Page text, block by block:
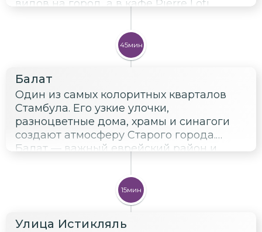
видов на город, а в кафе Pierre Loti
И с высоты 53 м вы насладитесь
панорамными видами на Золотой Рог,
спускаясь по канатной дороге.
45мин
Балат
Один из самых колоритных кварталов
Стамбула. Его узкие улочки,
разноцветные дома, храмы и синагоги
создают атмосферу Старого города.
Балат — важный еврейский район и
15мин
Улица Истикляль